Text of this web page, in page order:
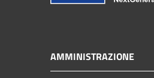
AMMINISTRAZIONE